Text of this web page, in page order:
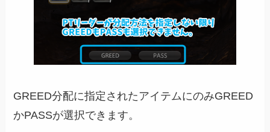
GREED分配に指定されたアイテムにのみGREED
かPASSが選択できます。